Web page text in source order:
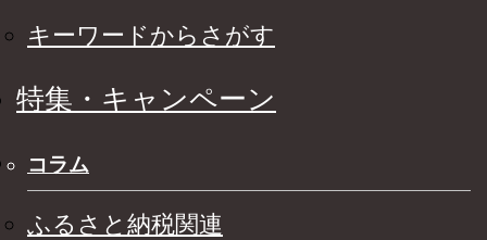
キーワードからさがす
特集・キャンペーン
コラム
ふるさと納税関連